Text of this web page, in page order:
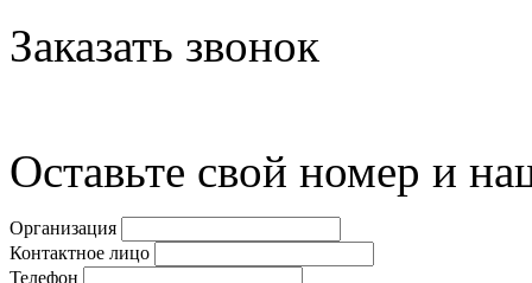
Заказать звонок
Оставьте свой номер и
Организация
Контактное лицо
Телефон